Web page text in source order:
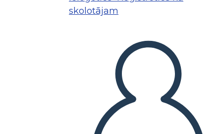
skolotājam